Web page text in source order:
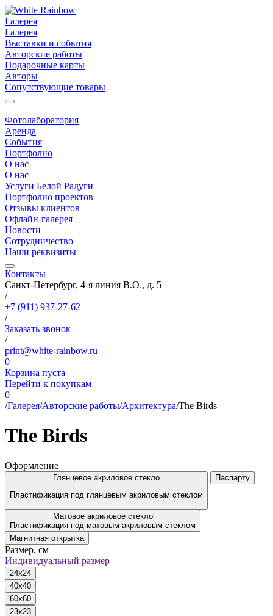
Галерея
Галерея
Выставки и события
Авторские работы
Подарочные карты
Авторы
Сопутствующие товары
Фотолаборатория
Аренда
События
Портфолио
О нас
О нас
Услуги Белой Радуги
Портфолио проектов
Отзывы клиентов
Офлайн-галерея
Новости
Сотрудничество
Наши реквизиты
Контакты
Санкт-Петербург, 4-я линия В.О., д. 5
/
+7 (911) 937-27-62
/
Заказать звонок
/
print@white-rainbow.ru
0
Корзина пуста
Перейти к покупкам
0
/Галерея/Авторские работы/Архитектура/The Birds
The Birds
Оформление
Глянцевое акриловое стекло
Пластификация под глянцевым акриловым стеклом
Паспарту
Матовое акриловое стекло
Пластификация под матовым акриловым стеклом
Магнитная открытка
Размер, см
Индивидуальный размер
24x24
40x40
60x60
23x23